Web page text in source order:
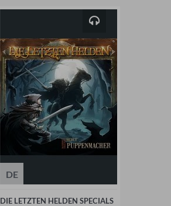
DE
DIE LETZTEN HELDEN SPECIALS